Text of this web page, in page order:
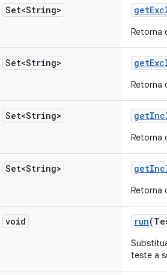
Set<String> get
Retorna
Set<String> get
Retorna
Set<String> get
Retorna
Set<String> get
Retorna
void run
teste a